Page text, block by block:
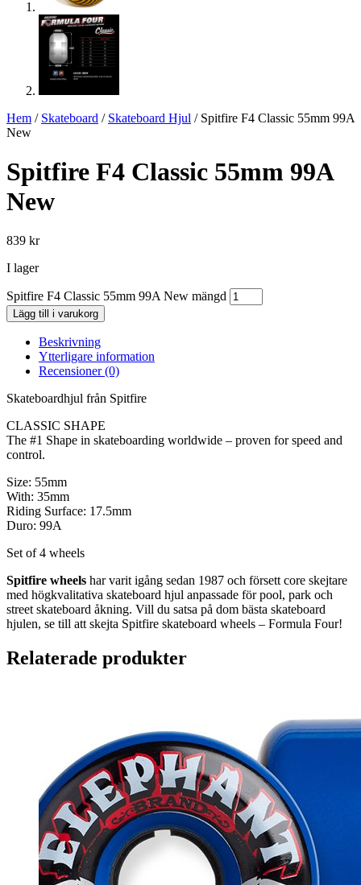
Hem / Skateboard / Skateboard Hjul / Spitfire F4 Classic 55mm 99A
New
Spitfire F4 Classic 55mm 99A
New
839 kr
I lager
Spitfire F4 Classic 55mm 99A New mängd
Lägg till i varukorg
Beskrivning
Ytterligare information
Recensioner (0)
Skateboardhjul från Spitfire
CLASSIC SHAPE
The #1 Shape in skateboarding worldwide – proven for speed and
control.
Size: 55mm
With: 35mm
Riding Surface: 17.5mm
Duro: 99A
Set of 4 wheels
Spitfire wheels har varit igång sedan 1987 och försett core skejtare
med högkvalitativa skateboard hjul anpassade för pool, park och
street skateboard åkning. Vill du satsa på dom bästa skateboard
hjulen, se till att skejta Spitfire skateboard wheels – Formula Four!
Relaterade produkter